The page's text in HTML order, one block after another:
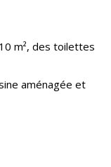
m², des toilettes
aménagée et